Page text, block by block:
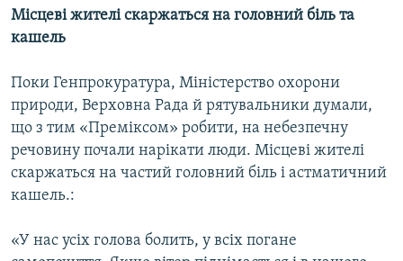
Місцеві жителі скаржаться на головний біль та
кашель
Поки Генпрокуратура, Міністерство охорони
природи, Верховна Рада й рятувальники думали,
що з тим «Преміксом» робити, на небезпечну
речовину почали нарікати люди. Місцеві жителі
скаржаться на частий головний біль і астматичний
кашель.:
«У нас усіх голова болить, у всіх погане